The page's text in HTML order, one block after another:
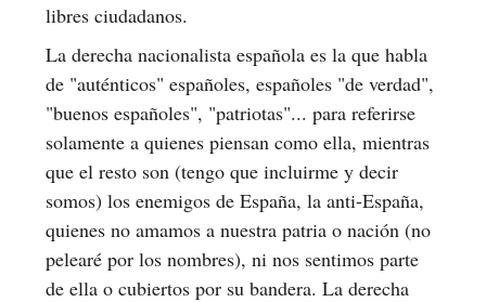
libres ciudadanos.
La derecha nacionalista española es la que habla
de "auténticos" españoles, españoles "de verdad",
"buenos españoles", "patriotas"... para referirse
solamente a quienes piensan como ella, mientras
que el resto son (tengo que incluirme y decir
somos) los enemigos de España, la anti-España,
quienes no amamos a nuestra patria o nación (no
pelearé por los nombres), ni nos sentimos parte
de ella o cubiertos por su bandera. La derecha